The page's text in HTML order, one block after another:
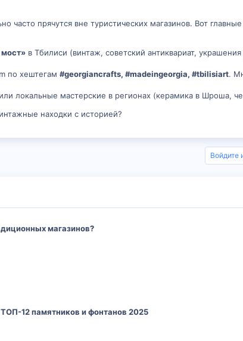
часто прячутся вне туристических магазинов. Вот
в Тбилиси (винтаж, советский антиквариат,
по хештегам #georgiancrafts, #madeingeorgia, #tbilisiart.
локальные мастерские в регионах (керамика в Шроша,
находки с историей?
Войдите
магазинов?
12 памятников и фонтанов 2025